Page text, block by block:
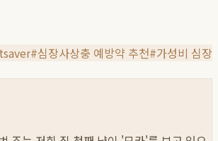
#심장사상충 예방약 추천#가성비 심장